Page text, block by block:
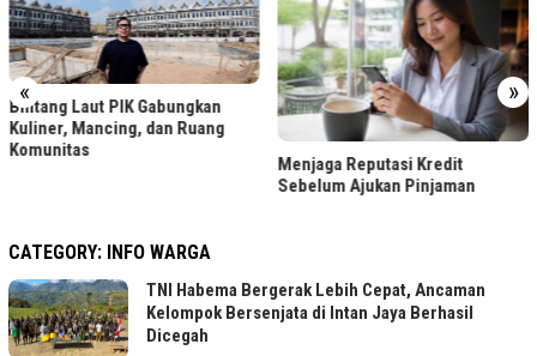
« »
LRT Jabodebek Gelar
Foto Berhadiah, Cek
CATEGORY: INFO WARGA
TNI Habema Bergerak Lebih Cepat, Ancaman
Kelompok Bersenjata di Intan Jaya Berhasil
Dicegah